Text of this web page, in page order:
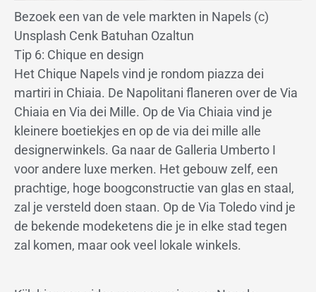
Bezoek een van de vele markten in Napels (c)
Unsplash Cenk Batuhan Ozaltun
Tip 6: Chique en design
Het Chique Napels vind je rondom piazza dei
martiri in Chiaia. De Napolitani flaneren over de Via
Chiaia en Via dei Mille. Op de Via Chiaia vind je
kleinere boetiekjes en op de via dei mille alle
designerwinkels. Ga naar de Galleria Umberto I
voor andere luxe merken. Het gebouw zelf, een
prachtige, hoge boogconstructie van glas en staal,
zal je versteld doen staan. Op de Via Toledo vind je
de bekende modeketens die je in elke stad tegen
zal komen, maar ook veel lokale winkels.